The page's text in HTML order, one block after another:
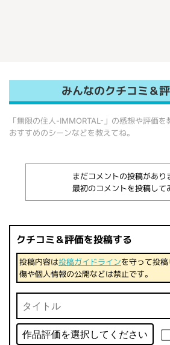
みんなのクチコミ＆評
「無限の住人-IMMORTAL-」の感想や評価
おすすめのシーンなどを教えてね。
まだコメントの投稿があり
最初のコメントを投稿して
クチコミ＆評価を投稿する
投稿内容は投稿ガイドラインを守って投
傷や個人情報の公開などは禁止です。